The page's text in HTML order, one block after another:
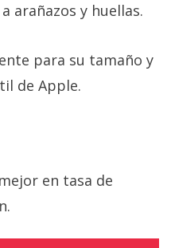
arañazos y huellas.
para su tamaño y
de Apple.
en tasa de